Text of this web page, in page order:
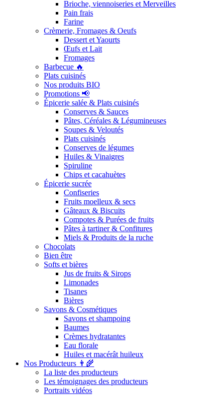
Brioche, viennoiseries et Merveilles
Pain frais
Farine
Crèmerie, Fromages & Oeufs
Dessert et Yaourts
Œufs et Lait
Fromages
Barbecue 🔥
Plats cuisinés
Nos produits BIO
Promotions 📢
Épicerie salée & Plats cuisinés
Conserves & Sauces
Pâtes, Céréales & Légumineuses
Soupes & Veloutés
Plats cuisinés
Conserves de légumes
Huiles & Vinaigres
Spiruline
Chips et cacahuètes
Épicerie sucrée
Confiseries
Fruits moelleux & secs
Gâteaux & Biscuits
Compotes & Purées de fruits
Pâtes à tartiner & Confitures
Miels & Produits de la ruche
Chocolats
Bien être
Softs et bières
Jus de fruits & Sirops
Limonades
Tisanes
Bières
Savons & Cosmétiques
Savons et shampoing
Baumes
Crèmes hydratantes
Eau florale
Huiles et macérât huileux
Nos Producteurs 👨‍🌾
La liste des producteurs
Les témoignages des producteurs
Portraits vidéos